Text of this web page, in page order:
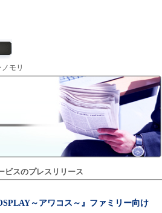
モリ
ビスのプレスリリース
～アワコス～』ファミリー向け